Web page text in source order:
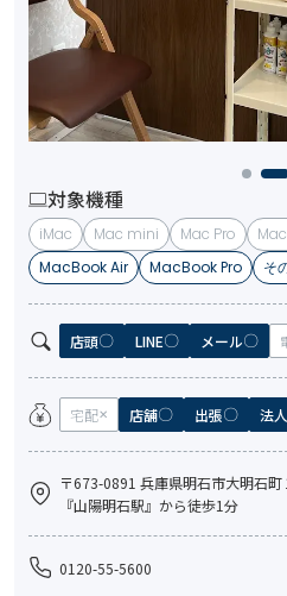
対象機種
iMac Mac mini Mac Pro
MacBook Air
MacBook Pro そ
店頭 LINE メール
宅配 店舗 出張 法人
〒673-0891 兵庫県明石市大明石
『山陽明石駅』から徒歩1分
0120-55-5600